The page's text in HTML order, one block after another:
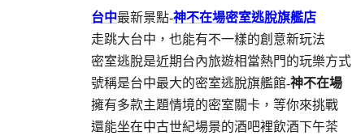
台中最新景點-神不在場密室逃脫旗艦店
走跳大台中，也能有不一樣的創意新玩法
密室逃脫是近期台內旅遊相當熱門的玩樂方式
號稱是台中最大的密室逃脫旗艦館-神不在場
擁有多款主題情境的密室關卡，等你來挑戰
還能坐在中古世紀場景的酒吧裡飲酒下午茶